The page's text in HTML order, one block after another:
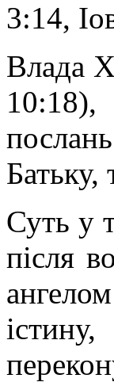
3:14,
Влада
Батьку,
Суть у
після